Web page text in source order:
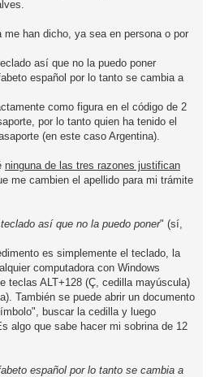
han dicho, ya sea en persona o por
así que no la puedo poner
español por lo tanto se cambia a
como figura en el código de 2
por lo tanto quien ha tenido el
(en este caso Argentina).
ninguna de las tres razones justifican
me cambien el apellido para mi trámite
así que no la puedo poner" (sí,
es simplemente el teclado, la
computadora con Windows
teclas ALT+128 (Ç, cedilla mayúscula)
También se puede abrir un documento
buscar la cedilla y luego
algo que sabe hacer mi sobrina de 12
español por lo tanto se cambia a